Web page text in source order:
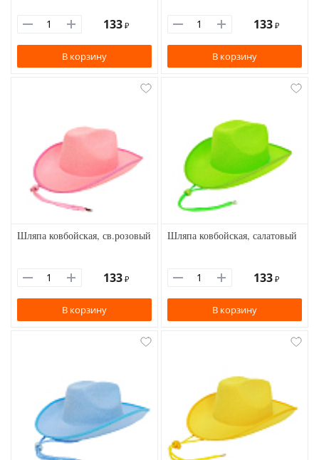
133 ₽
В корзину
133 ₽
В корзину
Шляпа ковбойская, св.розовый
133 ₽
В корзину
Шляпа ковбойская, салатовый
133 ₽
В корзину